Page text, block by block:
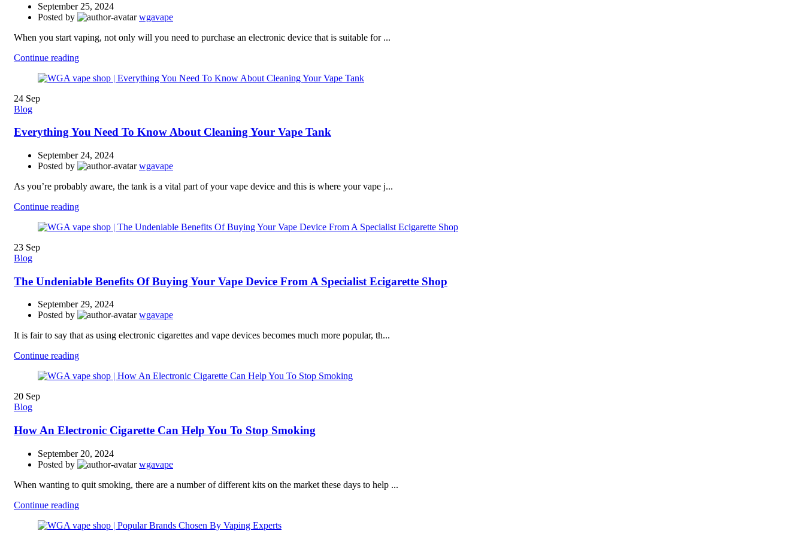
September 25, 2024
Posted by
wgavape
When you start vaping, not only will you need to purchase an electronic device that is suitable for ...
Continue reading
24 Sep
Blog
Everything You Need To Know About Cleaning Your Vape Tank
September 24, 2024
Posted by
wgavape
As you’re probably aware, the tank is a vital part of your vape device and this is where your vape j...
Continue reading
23 Sep
Blog
The Undeniable Benefits Of Buying Your Vape Device From A Specialist Ecigarette Shop
September 29, 2024
Posted by
wgavape
It is fair to say that as using electronic cigarettes and vape devices becomes much more popular, th...
Continue reading
20 Sep
Blog
How An Electronic Cigarette Can Help You To Stop Smoking
September 20, 2024
Posted by
wgavape
When wanting to quit smoking, there are a number of different kits on the market these days to help ...
Continue reading